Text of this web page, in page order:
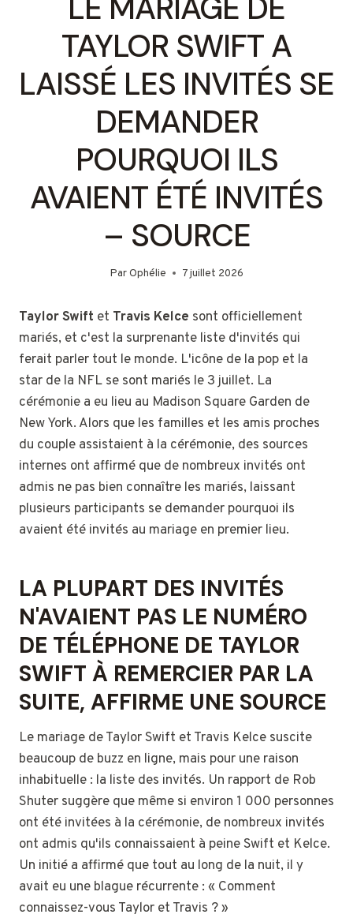
TAYLOR SWIFT A
LAISSÉ LES INVITÉS SE
DEMANDER
POURQUOI ILS
AVAIENT ÉTÉ INVITÉS
– SOURCE
ParOphélie 7 juillet 2026
Taylor Swift et Travis Kelce sont officiellement
mariés, et c'est la surprenante liste d'invités qui
ferait parler tout le monde. L'icône de la pop et la
star de la NFL se sont mariés le 3 juillet. La
cérémonie a eu lieu au Madison Square Garden de
New York. Alors que les familles et les amis proches
du couple assistaient à la cérémonie, des sources
internes ont affirmé que de nombreux invités ont
admis ne pas bien connaître les mariés, laissant
plusieurs participants se demander pourquoi ils
avaient été invités au mariage en premier lieu.
LA PLUPART DES INVITÉS
N'AVAIENT PAS LE NUMÉRO
DE TÉLÉPHONE DE TAYLOR
SWIFT À REMERCIER PAR LA
SUITE, AFFIRME UNE SOURCE
Le mariage de Taylor Swift et Travis Kelce suscite
beaucoup de buzz en ligne, mais pour une raison
inhabituelle : la liste des invités. Un rapport de Rob
Shuter suggère que même si environ 1 000 personnes
ont été invitées à la cérémonie, de nombreux invités
ont admis qu'ils connaissaient à peine Swift et Kelce.
Un initié a affirmé que tout au long de la nuit, il y
avait eu une blague récurrente : « Comment
connaissez-vous Taylor et Travis ? »